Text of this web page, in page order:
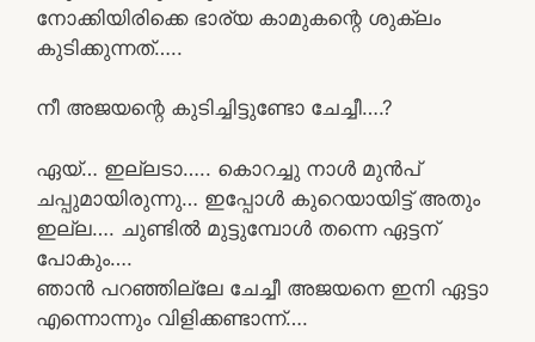
നോക്കിയിരിക്കെ ഭാര്യ കാമുകന്റെ ശുക്ലം
കുടിക്കുന്നത്…..
നീ അജയന്റെ കുടിച്ചിട്ടുണ്ടോ ചേച്ചീ….?
ഏയ്… ഇല്ലടാ….. കൊറച്ചു നാൾ മുൻപ്
ചപ്പുമായിരുന്നു… ഇപ്പോൾ കുറെയായിട്ട് അതും
ഇല്ല…. ചുണ്ടിൽ മുട്ടുമ്പോൾ തന്നെ ഏട്ടന്
പോകും….
ഞാൻ പറഞ്ഞില്ലേ ചേച്ചീ അജയനെ ഇനി ഏട്ടാ
എന്നൊന്നും വിളിക്കണ്ടാന്ന്….